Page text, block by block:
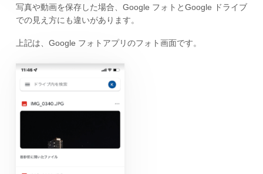
写真や動画を保存した場合、Google フォトとGoogle ドライブ
での見え方にも違いがあります。
上記は、Google フォトアプリのフォト画面です。